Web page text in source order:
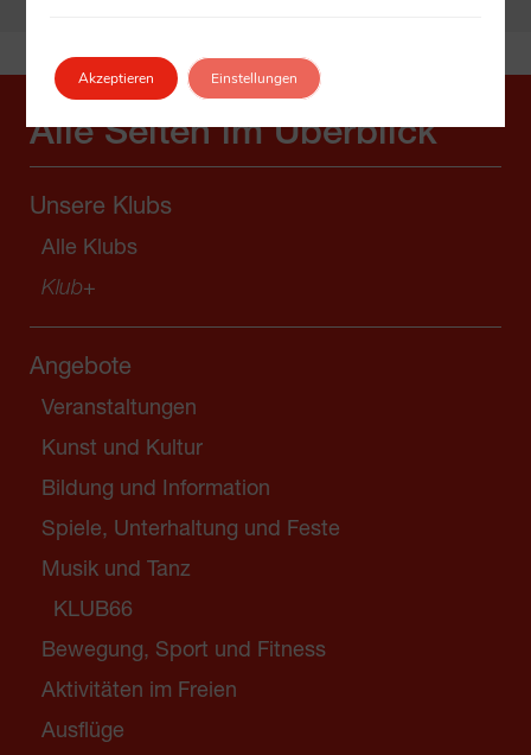
Alle Seiten im Überblick
Unsere Klubs
Alle Klubs
Klub+
Angebote
Veranstaltungen
Kunst und Kultur
Bildung und Information
Spiele, Unterhaltung und Feste
Musik und Tanz
KLUB66
Bewegung, Sport und Fitness
Aktivitäten im Freien
Ausflüge
Akzeptieren Einstellungen